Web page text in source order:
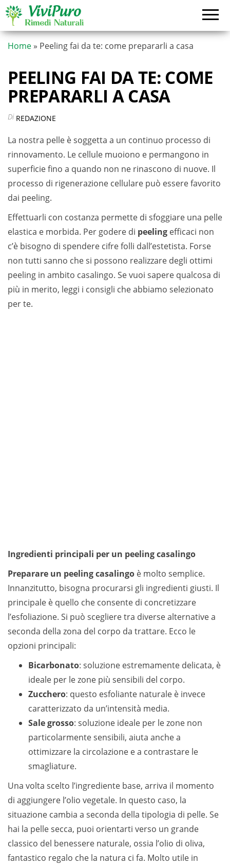
Vai
contenuto
Home » Peeling fai da te: come prepararli a casa
PEELING FAI DA TE: COME
PREPARARLI A CASA
Di REDAZIONE
La nostra pelle è soggetta a un continuo processo di
rinnovamento. Le cellule muoiono e permangono in
superficie fino a quando non ne rinascono di nuove. Il
processo di rigenerazione cellulare può essere favorito
dai peeling.
Effettuarli con costanza permette di sfoggiare una pelle
elastica e morbida. Per godere di peeling efficaci non
c’è bisogno di spendere cifre folli dall’estetista. Forse
non tutti sanno che si possono realizzare degli ottimi
peeling in ambito casalingo. Se vuoi sapere qualcosa di
più in merito, leggi i consigli che abbiamo selezionato
per te.
Ingredienti principali per un peeling casalingo
Preparare un peeling casalingo è molto semplice.
Innanzitutto, bisogna procurarsi gli ingredienti giusti. Il
principale è quello che consente di concretizzare
l’esfoliazione. Si può scegliere tra diverse alternative a
seconda della zona del corpo da trattare. Ecco le
opzioni principali:
Bicarbonato: soluzione estremamente delicata, è
ideale per le zone più sensibili del corpo.
Zucchero: questo esfoliante naturale è invece
caratterizzato da un’intensità media.
Sale grosso: soluzione ideale per le zone non
particolarmente sensibili, aiuta anche a
ottimizzare la circolazione e a contrastare le
smagliature.
Una volta scelto l’ingrediente base, arriva il momento
di aggiungere l’olio vegetale. In questo caso, la
situazione cambia a seconda della tipologia di pelle. Se
hai la pelle secca, puoi orientarti verso un grande
classico del benessere naturale, ossia l’olio di oliva,
fantastico regalo che la natura ci fa. Molto utile in